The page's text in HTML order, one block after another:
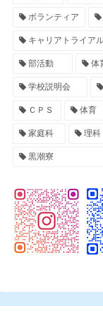
ボランティア
キャリアトライア
部活動 体
学校説明会
ＣＰＳ 体育
家庭科 理科
黒潮寮